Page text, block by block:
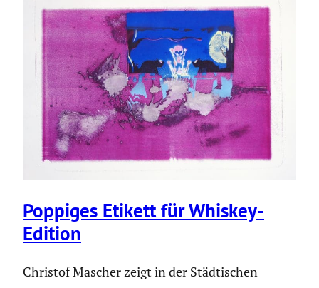
Poppiges Etikett für Whiskey-
Edition
Christof Mascher zeigt in der Städti­schen